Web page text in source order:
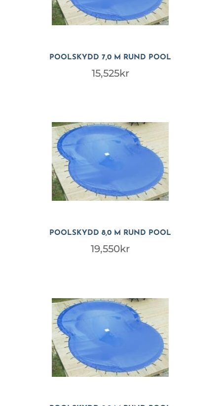
POOLSKYDD 7,0 M RUND POOL
15,525kr
POOLSKYDD 8,0 M RUND POOL
19,550kr